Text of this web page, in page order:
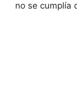
no se cumplía